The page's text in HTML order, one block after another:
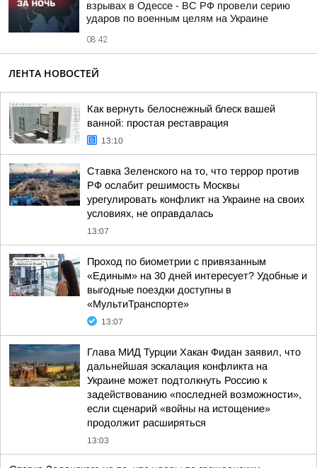
взрывах в Одессе - ВС РФ провели серию
ударов по военным целям на Украине
08:42
ЛЕНТА НОВОСТЕЙ
Как вернуть белоснежный блеск вашей
ванной: простая реставрация
13:10
Ставка Зеленского на то, что террор против
РФ ослабит решимость Москвы
урегулировать конфликт на Украине на своих
условиях, не оправдалась
13:07
Проход по биометрии с привязанным
«Единым» на 30 дней интересует? Удобные и
выгодные поездки доступны в
«МультиТранспорте»
13:07
Глава МИД Турции Хакан Фидан заявил, что
дальнейшая эскалация конфликта на
Украине может подтолкнуть Россию к
задействованию «последней возможности»,
если сценарий «войны на истощение»
продолжит расширяться
13:03